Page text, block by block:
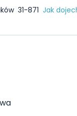
31-871 Jak